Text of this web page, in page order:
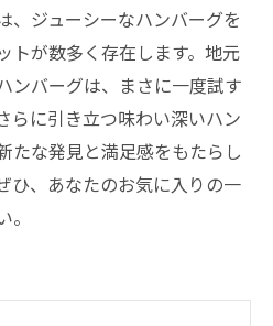
、ジューシーなハンバーグを
トが数多く存在します。地元
ンバーグは、まさに一度試す
らに引き立つ味わい深いハン
たな発見と満足感をもたらし
ひ、あなたのお気に入りの一